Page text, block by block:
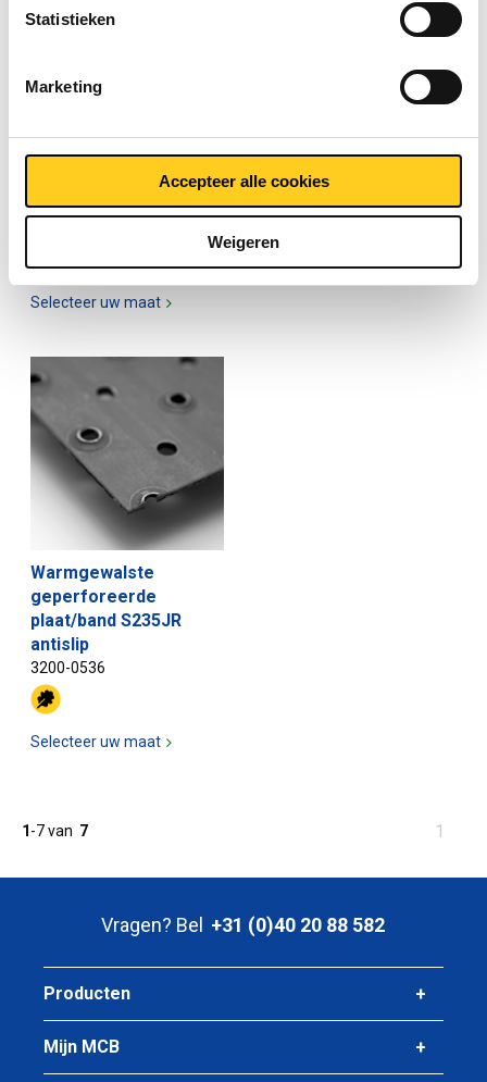
Statistieken
Marketing
Accepteer alle cookies
Weigeren
Warmgewalste
geperforeerde
plaat/band DD11 ronde
perforatie
Selecteer uw maat
Warmgewalste geperf
plaat/band DD11
vierkante perforatie
3200-0501
Warmgewalste
geperforeerde
plaat/band S235JR
antislip
3200-0536
Selecteer uw maat
1-7van 7
U1
Vragen? Bel +31 (0)40 20 88 582
Producten
Mijn MCB